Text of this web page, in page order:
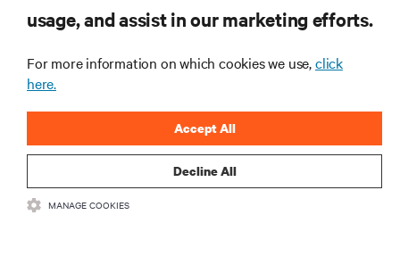
SNS 팔로우
이용 약관 • •
usage, and assist in our marketing efforts.
For more information on which cookies we use,click
here.
Decline All
Accept All
MANAGE COOKIES